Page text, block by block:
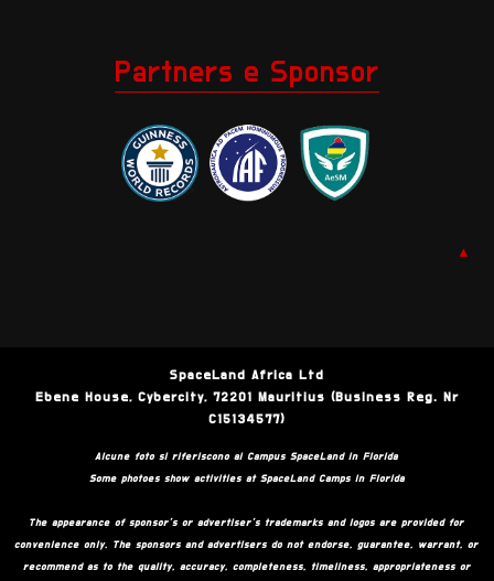
Partners e Sponsor
▲
SpaceLand Africa Ltd
Ebene House, Cybercity, 72201 Mauritius (Business Reg. Nr
C15134577)
Alcune foto si riferiscono ai Campus SpaceLand in Florida
Some photoes show activities at SpaceLand Camps in Florida
The appearance of sponsor’s or advertiser’s trademarks and logos are provided for
convenience only. The sponsors and advertisers do not endorse, guarantee, warrant, or
recommend as to the quality, accuracy, completeness, timeliness, appropriateness or